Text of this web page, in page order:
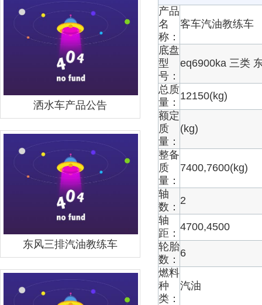
洒水车产品公告
东风三排汽油教练车
产品
名
称：
客车汽油教练车
底盘
型
号：
eq6900ka 三类
总质
量：
12150(kg)
额定
质
量：
(kg)
整备
质
量：
7400,7600(kg)
轴
数：
2
轴
距：
4700,4500
轮胎
数：
6
燃料
种
类：
汽油